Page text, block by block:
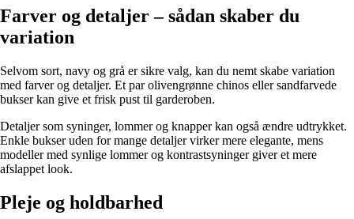
Farver og detaljer – sådan skaber du
variation
Selvom sort, navy og grå er sikre valg, kan du nemt skabe variation
med farver og detaljer. Et par olivengrønne chinos eller sandfarvede
bukser kan give et frisk pust til garderoben.
Detaljer som syninger, lommer og knapper kan også ændre udtrykket.
Enkle bukser uden for mange detaljer virker mere elegante, mens
modeller med synlige lommer og kontrastsyninger giver et mere
afslappet look.
Pleje og holdbarhed